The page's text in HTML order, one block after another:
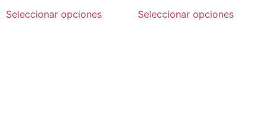
Seleccionar opciones Seleccionar opciones